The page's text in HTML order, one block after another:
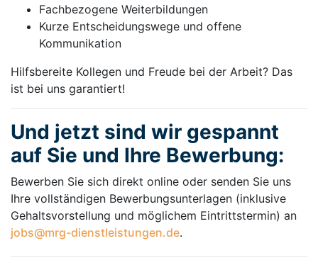
Fachbezogene Weiterbildungen
Kurze Entscheidungswege und offene
Kommunikation
Hilfsbereite Kollegen und Freude bei der Arbeit? Das
ist bei uns garantiert!
Und jetzt sind wir gespannt
auf Sie und Ihre Bewerbung:
Bewerben Sie sich direkt online oder senden Sie uns
Ihre vollständigen Bewerbungsunterlagen (inklusive
Gehaltsvorstellung und möglichem Eintrittstermin) an
jobs@mrg-dienstleistungen.de.